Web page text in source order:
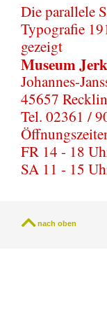
Die parallele
Typografie
gezeigt
Museum
Johannes-
45657
Tel. 02361 /
FR 14 - 18
SA 11 - 15
nach oben